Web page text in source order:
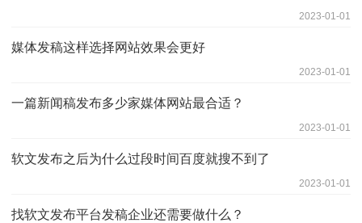
2023-01-01
媒体发稿这样选择网站效果会更好
2023-01-01
一篇新闻稿发布多少家媒体网站最合适？
2023-01-01
软文发布之后为什么过段时间百度就搜不到了
2023-01-01
找软文发布平台发稿企业还需要做什么？